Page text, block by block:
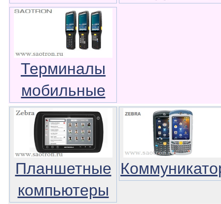
Терминалы
мобильные
Планшетные
компьютеры